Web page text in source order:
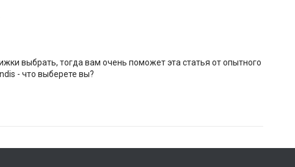
выбрать, тогда вам очень поможет эта статья от опытного
- что выберете вы?